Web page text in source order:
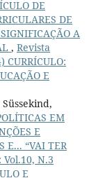
DE
DE
A
, Revista
E
EM
E
E... “VAI TER
N.3
E